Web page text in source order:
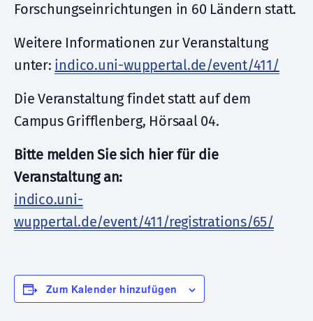
Forschungseinrichtungen in 60 Ländern statt.
Weitere Informationen zur Veranstaltung
unter: indico.uni-wuppertal.de/event/411/
Die Veranstaltung findet statt auf dem
Campus Grifflenberg, Hörsaal 04.
Bitte melden Sie sich hier für die
Veranstaltung an:
indico.uni-
wuppertal.de/event/411/registrations/65/
Zum Kalender hinzufügen